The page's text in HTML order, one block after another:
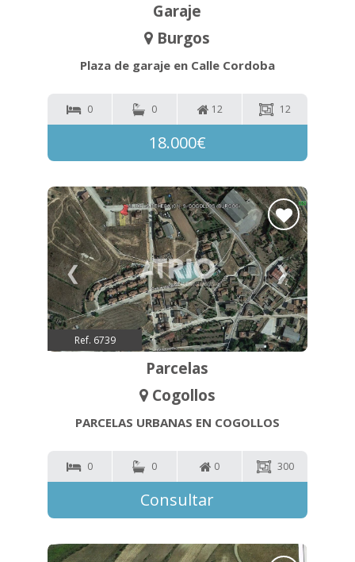
Garaje
Burgos
Plaza de garaje en Calle Cordoba
0 0 12 12
18.000€
❮ ❯
Ref. 6739
Parcelas
Cogollos
PARCELAS URBANAS EN COGOLLOS
0 0 0 300
Consultar